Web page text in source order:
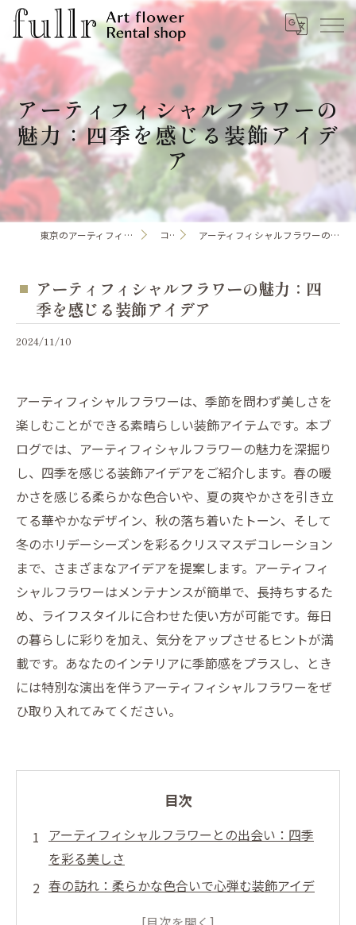
アーティフィシャルフラワーの
魅力：四季を感じる装飾アイデ
ア
東京のアーティフィシャルフラワーならfullr コラム アーティフィシャルフラワーの魅力：四季を感じる装飾アイデア
アーティフィシャルフラワーの魅力：四
季を感じる装飾アイデア
2024/11/10
アーティフィシャルフラワーは、季節を問わず美しさを
楽しむことができる素晴らしい装飾アイテムです。本ブ
ログでは、アーティフィシャルフラワーの魅力を深掘り
し、四季を感じる装飾アイデアをご紹介します。春の暖
かさを感じる柔らかな色合いや、夏の爽やかさを引き立
てる華やかなデザイン、秋の落ち着いたトーン、そして
冬のホリデーシーズンを彩るクリスマスデコレーション
まで、さまざまなアイデアを提案します。アーティフィ
シャルフラワーはメンテナンスが簡単で、長持ちするた
め、ライフスタイルに合わせた使い方が可能です。毎日
の暮らしに彩りを加え、気分をアップさせるヒントが満
載です。あなたのインテリアに季節感をプラスし、とき
には特別な演出を伴うアーティフィシャルフラワーをぜ
ひ取り入れてみてください。
目次
アーティフィシャルフラワーとの出会い：四季
を彩る美しさ
春の訪れ：柔らかな色合いで心弾む装飾アイデ